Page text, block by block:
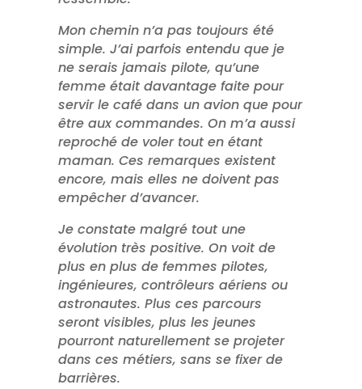
Mon chemin n’a pas toujours été
simple. J’ai parfois entendu que je
ne serais jamais pilote, qu’une
femme était davantage faite pour
servir le café dans un avion que pour
être aux commandes. On m’a aussi
reproché de voler tout en étant
maman. Ces remarques existent
encore, mais elles ne doivent pas
empêcher d’avancer.
Je constate malgré tout une
évolution très positive. On voit de
plus en plus de femmes pilotes,
ingénieures, contrôleurs aériens ou
astronautes. Plus ces parcours
seront visibles, plus les jeunes
pourront naturellement se projeter
dans ces métiers, sans se fixer de
barrières.